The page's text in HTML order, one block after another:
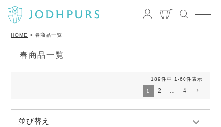
HOME 春商品一覧
春商品一覧
並び替え
189件中 1 -60件表示
1 2 4